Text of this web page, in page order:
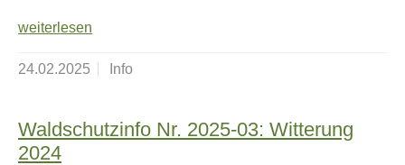
weiterlesen
24.02.2025 Info
Waldschutzinfo Nr. 2025-03: Witterung
2024